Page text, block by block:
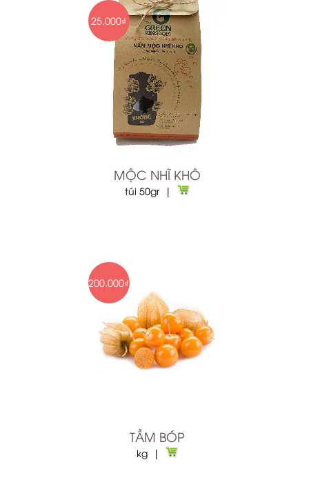
25.000₫
MỘC NHĨ KHÔ
túi 50gr |
200.000₫
TẦM BÓP
kg |